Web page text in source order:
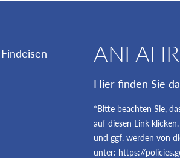
Hier finden Sie
*Bitte beachten Sie,
auf diesen Link
und ggf. werden von
unter: https://